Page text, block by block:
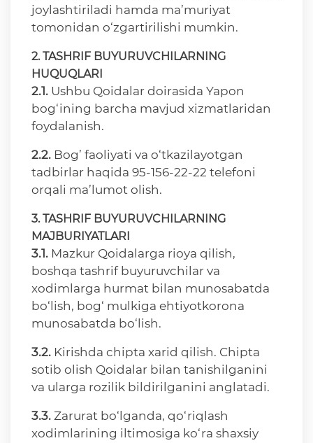
joylashtiriladi hamda ma’muriyat
tomonidan o‘zgartirilishi mumkin.
2. TASHRIF BUYURUVCHILARNING
HUQUQLARI
2.1. Ushbu Qoidalar doirasida Yapon
bog‘ining barcha mavjud xizmatlaridan
foydalanish.
2.2. Bog’ faoliyati va o‘tkazilayotgan
tadbirlar haqida 95-156-22-22 telefoni
orqali ma’lumot olish.
3. TASHRIF BUYURUVCHILARNING
MAJBURIYATLARI
3.1. Mazkur Qoidalarga rioya qilish,
boshqa tashrif buyuruvchilar va
xodimlarga hurmat bilan munosabatda
bo‘lish, bog‘ mulkiga ehtiyotkorona
munosabatda bo‘lish.
3.2. Kirishda chipta xarid qilish. Chipta
sotib olish Qoidalar bilan tanishilganini
va ularga rozilik bildirilganini anglatadi.
3.3. Zarurat bo‘lganda, qo‘riqlash
xodimlarining iltimosiga ko‘ra shaxsiy